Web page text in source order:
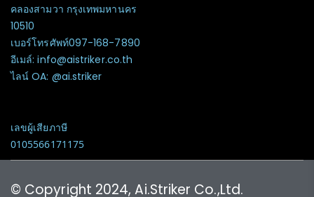
คลองสามวา กรุงเทพมหานคร
10510
เบอร์โทรศัพท์097-168-7890
อีเมล์: info@aistriker.co.th
ไลน์ OA: @ai.striker
เลขผู้เสียภาษี
0105566171175
© Copyright 2024, Ai.Striker Co.,Ltd.